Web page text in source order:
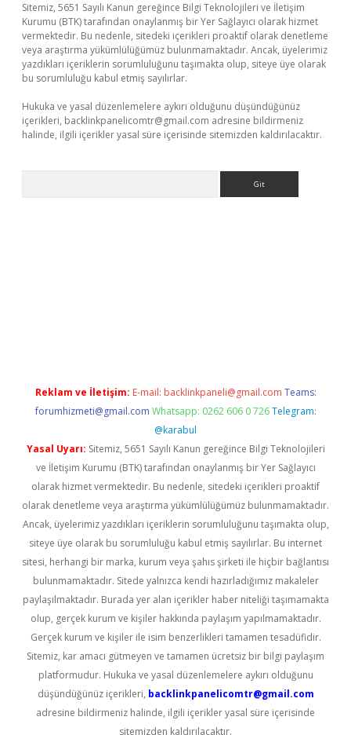
Sitemiz, 5651 Sayılı Kanun gereğince Bilgi Teknolojileri ve İletişim
Kurumu (BTK) tarafından onaylanmış bir Yer Sağlayıcı olarak hizmet
vermektedir. Bu nedenle, sitedeki içerikleri proaktif olarak denetleme
veya araştırma yükümlülüğümüz bulunmamaktadır. Ancak, üyelerimiz
yazdıkları içeriklerin sorumluluğunu taşımakta olup, siteye üye olarak
bu sorumluluğu kabul etmiş sayılırlar.
Hukuka ve yasal düzenlemelere aykırı olduğunu düşündüğünüz
içerikleri, backlinkpanelicomtr@gmail.com adresine bildirmeniz
halinde, ilgili içerikler yasal süre içerisinde sitemizden kaldırılacaktır.
Reklam ve İletişim: E-mail: backlinkpaneli@gmail.com Teams:
forumhizmeti@gmail.com Whatsapp: 0262 606 0 726 Telegram:
@karabul
Yasal Uyarı: Sitemiz, 5651 Sayılı Kanun gereğince Bilgi Teknolojileri
ve İletişim Kurumu (BTK) tarafından onaylanmış bir Yer Sağlayıcı
olarak hizmet vermektedir. Bu nedenle, sitedeki içerikleri proaktif
olarak denetleme veya araştırma yükümlülüğümüz bulunmamaktadır.
Ancak, üyelerimiz yazdıkları içeriklerin sorumluluğunu taşımakta olup,
siteye üye olarak bu sorumluluğu kabul etmiş sayılırlar. Bu internet
sitesi, herhangi bir marka, kurum veya şahıs şirketi ile hiçbir bağlantısı
bulunmamaktadır. Sitede yalnızca kendi hazırladığımız makaleler
paylaşılmaktadır. Burada yer alan içerikler haber niteliği taşımamakta
olup, gerçek kurum ve kişiler hakkında paylaşım yapılmamaktadır.
Gerçek kurum ve kişiler ile isim benzerlikleri tamamen tesadüfidir.
Sitemiz, kar amacı gütmeyen ve tamamen ücretsiz bir bilgi paylaşım
platformudur. Hukuka ve yasal düzenlemelere aykırı olduğunu
düşündüğünüz içerikleri, backlinkpanelicomtr@gmail.com
adresine bildirmeniz halinde, ilgili içerikler yasal süre içerisinde
sitemizden kaldırılacaktır.